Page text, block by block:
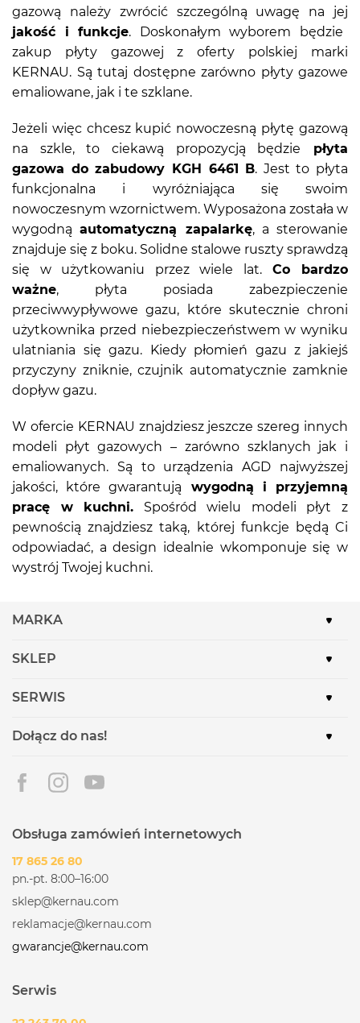
gazową należy zwrócić szczególną uwagę na jej
jakość i funkcje. Doskonałym wyborem będzie
zakup płyty gazowej z oferty polskiej marki
KERNAU. Są tutaj dostępne zarówno płyty gazowe
emaliowane, jak i te szklane.
Jeżeli więc chcesz kupić nowoczesną płytę gazową
na szkle, to ciekawą propozycją będzie płyta
gazowa do zabudowy KGH 6461 B. Jest to płyta
funkcjonalna i wyróżniająca się swoim
nowoczesnym wzornictwem. Wyposażona została w
wygodnąautomatyczną zapalarkę, a sterowanie
znajduje się z boku. Solidne stalowe ruszty sprawdzą
się w użytkowaniu przez wiele lat.Co bardzo
ważne, płyta posiada zabezpieczenie
przeciwwypływowe gazu, które skutecznie chroni
użytkownika przed niebezpieczeństwem w wyniku
ulatniania się gazu. Kiedy płomień gazu z jakiejś
przyczyny zniknie, czujnik automatycznie zamknie
dopływ gazu.
W ofercie KERNAU znajdziesz jeszcze szereg innych
modeli płyt gazowych – zarówno szklanych jak i
emaliowanych. Są to urządzenia AGD najwyższej
jakości, które gwarantują wygodną i przyjemną
pracę w kuchni. Spośród wielu modeli płyt z
pewnością znajdziesz taką, której funkcje będą Ci
odpowiadać, a design idealnie wkomponuje się w
wystrój Twojej kuchni.
MARKA
SKLEP
SERWIS
Dołącz do nas!
Obsługa zamówień internetowych
17 865 26 80
pn.-pt. 8:00–16:00
sklep@kernau.com
reklamacje@kernau.com
gwarancje@kernau.com
Serwis